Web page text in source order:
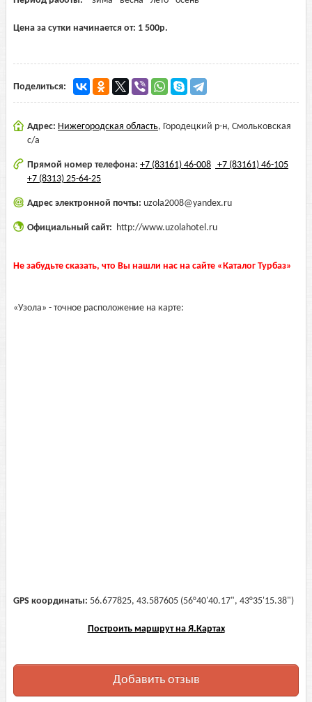
Цена за сутки начинается от: 1 500р.
Поделиться:
Адрес: Нижегородская область, Городецкий р-н, Смольковская
с/а
Прямой номер телефона: +7 (83161) 46-008 +7 (83161) 46-105
+7 (8313) 25-64-25
Адрес электронной почты: uzola2008@yandex.ru
Официальный сайт: http://www.uzolahotel.ru
Не забудьте сказать, что Вы нашли нас на сайте «Каталог Турбаз»
«Узола» - точное расположение на карте:
GPS координаты: 56.677825, 43.587605 (56°40'40.17", 43°35'15.38")
Построить маршрут на Я.Картах
Добавить отзыв